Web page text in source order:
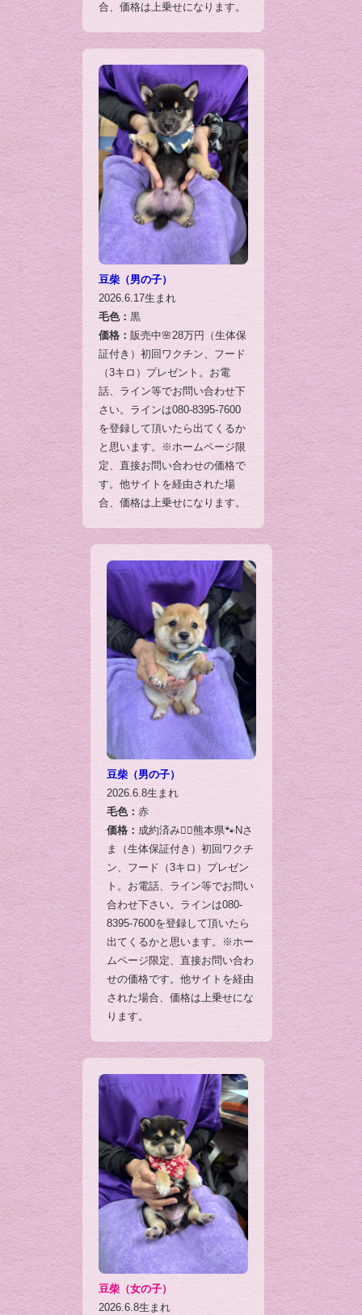
合、価格は上乗せになります。
豆柴（男の子）
2026.6.17生まれ
毛色： 黒
価格： 販売中🌸28万円（生体保
証付き）初回ワクチン、フード
（3キロ）プレゼント。お電
話、ライン等でお問い合わせ下
さい。ラインは080-8395-7600
を登録して頂いたら出てくるか
と思います。※ホームページ限
定、直接お問い合わせの価格で
す。他サイトを経由された場
合、価格は上乗せになります。
豆柴（男の子）
2026.6.8生まれ
毛色： 赤
価格： 成約済み🙇‍♂️熊本県🐾Nさ
ま（生体保証付き）初回ワクチ
ン、フード（3キロ）プレゼン
ト。お電話、ライン等でお問い
合わせ下さい。ラインは080-
8395-7600を登録して頂いたら
出てくるかと思います。※ホー
ムページ限定、直接お問い合わ
せの価格です。他サイトを経由
された場合、価格は上乗せにな
ります。
豆柴（女の子）
2026.6.8生まれ